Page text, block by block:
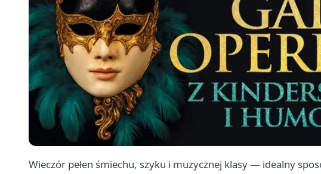
Wieczór pełen śmiechu, szyku i muzycznej klasy — idealny